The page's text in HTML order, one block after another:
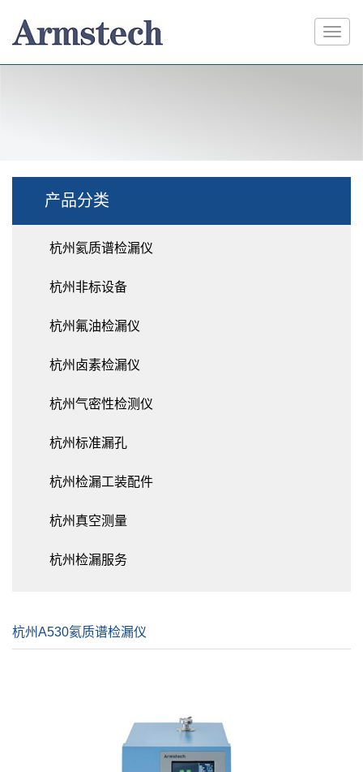
产品分类
杭州氦质谱检漏仪
杭州非标设备
杭州氟油检漏仪
杭州卤素检漏仪
杭州气密性检测仪
杭州标准漏孔
杭州检漏工装配件
杭州真空测量
杭州检漏服务
杭州A530氦质谱检漏仪